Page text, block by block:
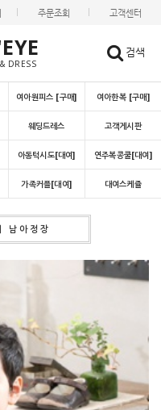
주문조회 고객센터
DRESS
검색
여아원피스 [구매] 여아한복 [구매]
웨딩드레스 고객게시판
아동턱시도[대여] 연주복콩쿨[대여]
가족커플[대여] 대여스케쥴
남아정장